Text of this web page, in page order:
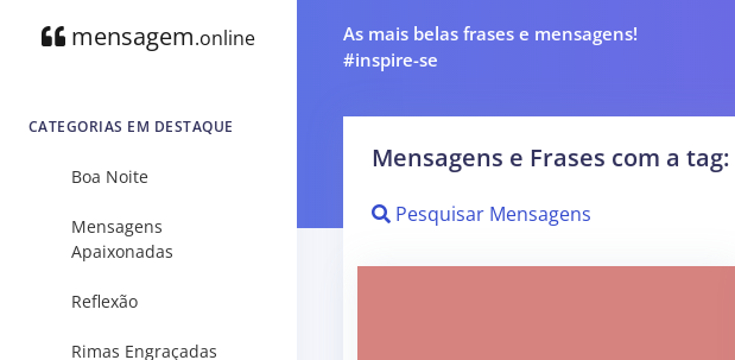
mensagem.online
CATEGORIAS EM DESTAQUE
Boa Noite
Mensagens
Apaixonadas
Reflexão
Rimas Engraçadas
As mais belas frases e mensagens!
#inspire-se
Mensagens e Frases com a tag:
Pesquisar Mensagens